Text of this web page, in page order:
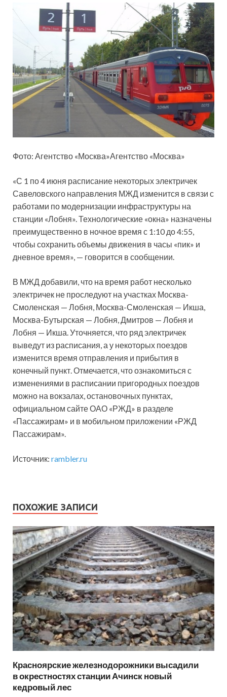
Фото: Агентство «Москва»Агентство «Москва»
«С 1 по 4 июня расписание некоторых электричек
Савеловского направления МЖД изменится в связи с
работами по модернизации инфраструктуры на
станции «Лобня». Технологические «окна» назначены
преимущественно в ночное время с 1:10 до 4:55,
чтобы сохранить объемы движения в часы «пик» и
дневное время», — говорится в сообщении.
В МЖД добавили, что на время работ несколько
электричек не проследуют на участках Москва-
Смоленская — Лобня, Москва-Смоленская — Икша,
Москва-Бутырская — Лобня, Дмитров — Лобня и
Лобня — Икша. Уточняется, что ряд электричек
выведут из расписания, а у некоторых поездов
изменится время отправления и прибытия в
конечный пункт. Отмечается, что ознакомиться с
изменениями в расписании пригородных поездов
можно на вокзалах, остановочных пунктах,
официальном сайте ОАО «РЖД» в разделе
«Пассажирам» и в мобильном приложении «РЖД
Пассажирам».
Источник: rambler.ru
ПОХОЖИЕ ЗАПИСИ
Красноярские железнодорожники высадили
в окрестностях станции Ачинск новый
кедровый лес